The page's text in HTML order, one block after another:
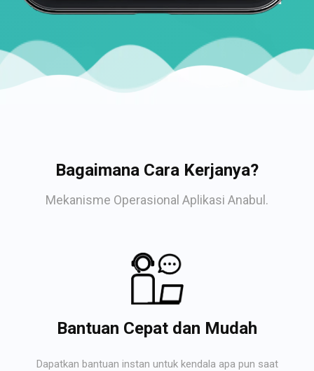
Bagaimana Cara Kerjanya?
Mekanisme Operasional Aplikasi Anabul.
Bantuan Cepat dan Mudah
Dapatkan bantuan instan untuk kendala apa pun saat